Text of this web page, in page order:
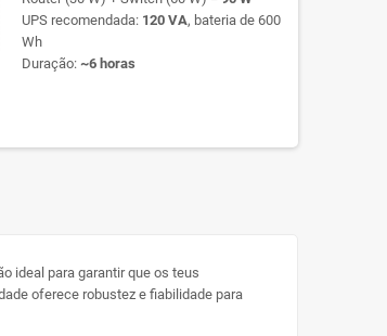
UPS recomendada: 120 VA, bateria de 600
Wh
Duração: ~6 horas
ideal para garantir que os teus
oferece robustez e fiabilidade para